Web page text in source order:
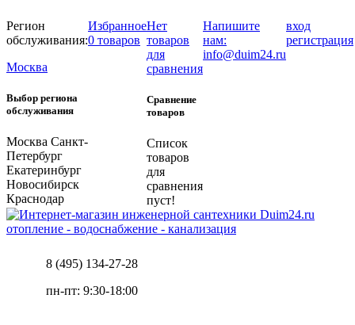
Регион
обслуживания:
Москва
Выбор региона
обслуживания
Москва Санкт-
Петербург
Екатеринбург
Новосибирск
Краснодар
Избранное
0 товаров
Нет
товаров
для
сравнения
Сравнение
товаров
Список
товаров
для
сравнения
пуст!
Напишите
нам:
info@duim24.ru
вход
регистрация
отопление - водоснабжение - канализация
8 (495) 134-27-28
пн-пт: 9:30-18:00